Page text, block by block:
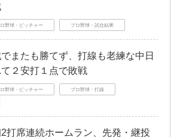
野球・ピッチャー プロ野球・試合結果
またも勝てず、打線も老練な中日
２安打１点で敗戦
野球・ピッチャー プロ野球・打線
打席連続ホームラン、先発・継投